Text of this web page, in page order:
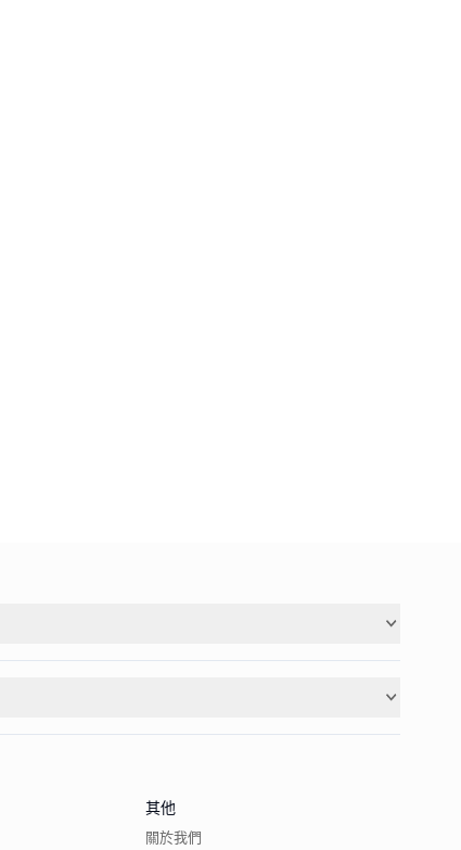
其他
關於我們